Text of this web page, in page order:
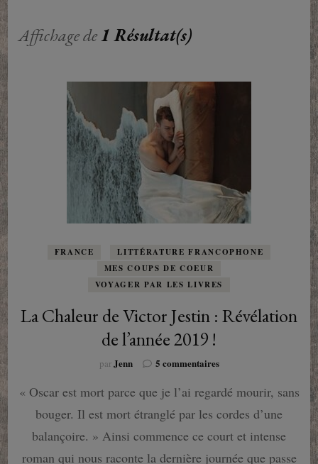
Affichage de1 Résultat(s)
FRANCE
LITTÉRATURE FRANCOPHONE
MES COUPS DE COEUR
VOYAGER PAR LES LIVRES
La Chaleur de Victor Jestin : Révélation
de l’année 2019 !
parJenn 5 commentairessur
Chaleur
Victor
Jestin
« Oscar est mort parce que je l’ai regardé mourir, sans
bouger. Il est mort étranglé par les cordes d’une
balançoire. » Ainsi commence ce court et intense
roman qui nous raconte la dernière journée que passe